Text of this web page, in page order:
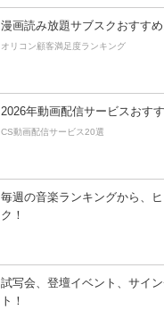
漫画読み放題サブスクおすすめ
オリコン顧客満足度ランキング
2026年動画配信サービスおす
CS動画配信サービス20選
毎週の音楽ランキングから、
ク！
試写会、登壇イベント、サイ
ト！